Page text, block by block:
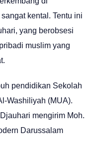
kental. Tentu ini
yang berobsesi
muslim yang
pendidikan Sekolah
Washiliyah (MUA).
mengirim Moh.
Darussalam